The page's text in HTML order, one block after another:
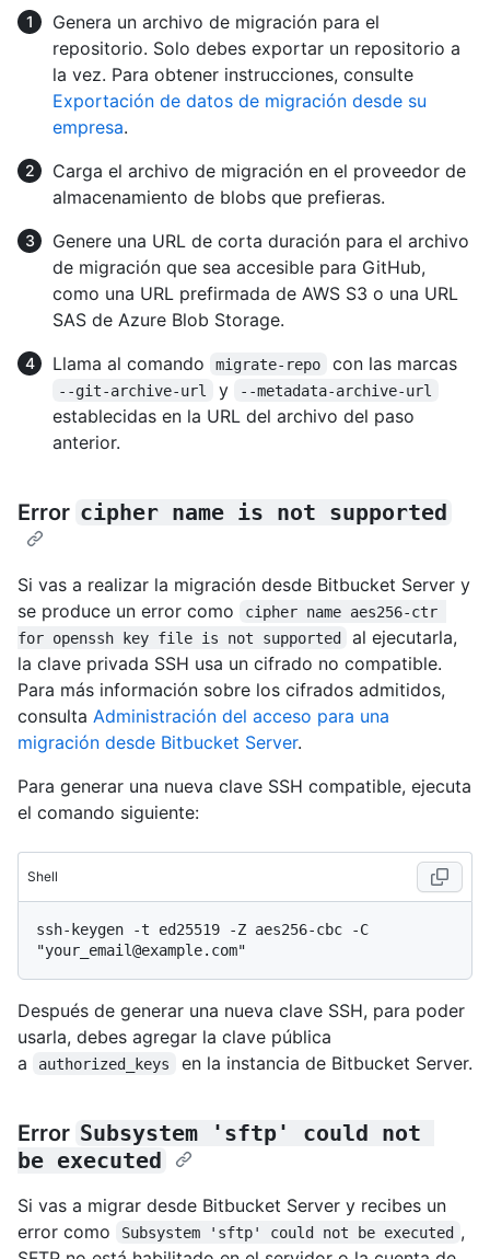
Genera un archivo de migración para el
repositorio. Solo debes exportar un repositorio a
la vez. Para obtener instrucciones, consulte
Exportación de datos de migración desde su
empresa.
Carga el archivo de migración en el proveedor de
almacenamiento de blobs que prefieras.
Genere una URL de corta duración para el archivo
de migración que sea accesible para GitHub,
como una URL prefirmada de AWS S3 o una URL
SAS de Azure Blob Storage.
Llama al comando
migrate-repo con las marcas
--git-archive-url y --metadata-archive-url
establecidas en la URL del archivo del paso
anterior.
Error cipher name is not supported
Si vas a realizar la migración desde Bitbucket Server y
se produce un error como
cipher name aes256-ctr
for openssh key file is not supported
al ejecutarla,
la clave privada SSH usa un cifrado no compatible.
Para más información sobre los cifrados admitidos,
consulta Administración del acceso para una
migración desde Bitbucket Server.
Para generar una nueva clave SSH compatible, ejecuta
el comando siguiente:
Shell
ssh-keygen -t ed25519 -Z aes256-cbc -C
Después de generar una nueva clave SSH, para poder
usarla, debes agregar la clave pública
a
authorized_keys en la instancia de Bitbucket Server.
Error Subsystem 'sftp' could not
be executed
Si vas a migrar desde Bitbucket Server y recibes un
error como
Subsystem 'sftp' could not be executed ,